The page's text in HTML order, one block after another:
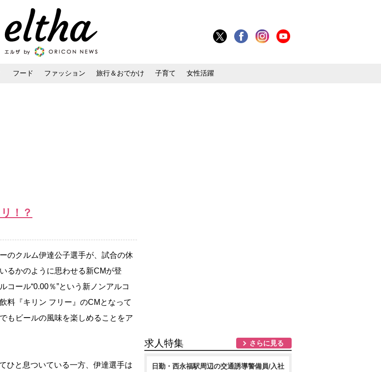
フード ファッション 旅行＆おでかけ 子育て 女性活躍
！？
のクルム伊達公子選手が、試合の休
るかのように思わせる新CMが登
コール“0.00％”という新ノンアルコ
料『キリン フリー』のCMとなって
もビールの風味を楽しめることをア
ひと息ついている一方、伊達選手は
求人特集 さらに見る
日勤・西永福駅周辺の交通誘導警備員/入社